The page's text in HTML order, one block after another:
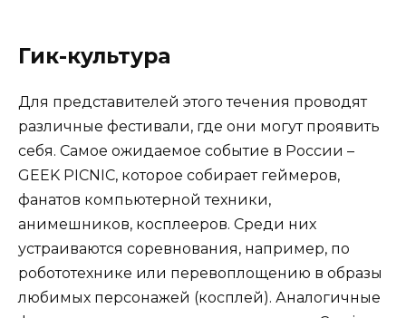
Гик-культура
Для представителей этого течения проводят
различные фестивали, где они могут проявить
себя. Самое ожидаемое событие в России –
GEEK PICNIC, которое собирает геймеров,
фанатов компьютерной техники,
анимешников, косплееров. Среди них
устраиваются соревнования, например, по
робототехнике или перевоплощению в образы
любимых персонажей (косплей). Аналогичные